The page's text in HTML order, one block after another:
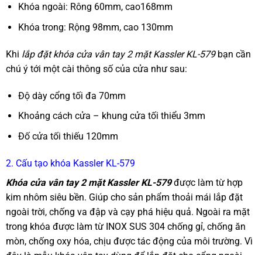
Khóa ngoài: Rông 60mm, cao168mm
Khóa trong: Rộng 98mm, cao 130mm
Khi lắp đặt khóa cửa vân tay 2 mặt Kassler KL-579bạn cần
chú ý tới một cài thông số của cửa như sau:
Độ dày cổng tối đa 70mm
Khoảng cách cửa – khung cửa tối thiểu 3mm
Đố cửa tối thiếu 120mm
2. Cấu tạo khóa Kassler KL-579
Khóa cửa vân tay 2 mặt Kassler KL-579được làm từ hợp
kim nhôm siêu bền. Giúp cho sản phẩm thoải mái lắp đặt
ngoài trời, chống va đập và cạy phá hiệu quả. Ngoài ra mặt
trong khóa được làm từ INOX SUS 304 chống gỉ, chống ăn
mòn, chống oxy hóa, chịu được tác động của môi trường. Vì